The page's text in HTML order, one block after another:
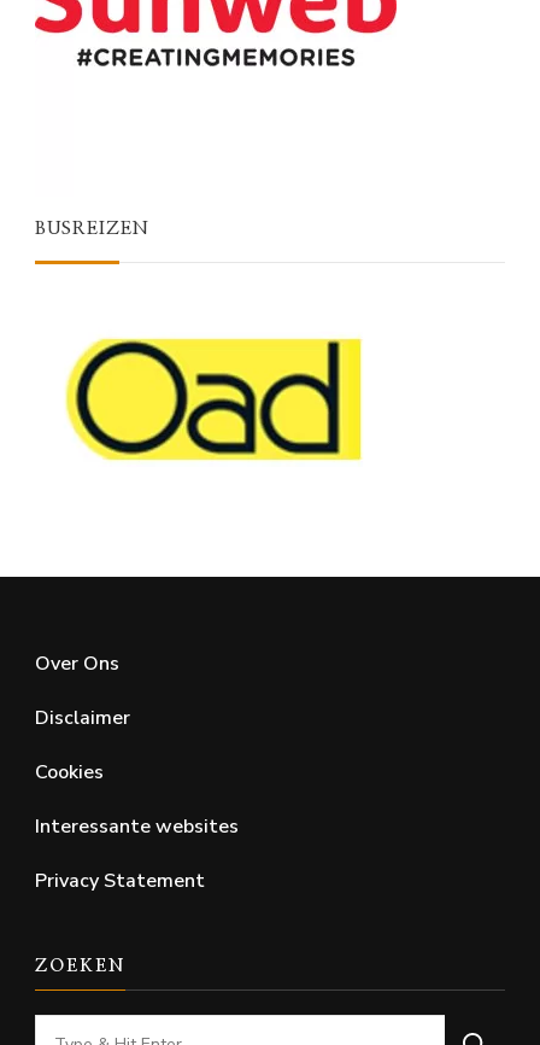
BUSREIZEN
Over Ons
Disclaimer
Cookies
Interessante websites
Privacy Statement
ZOEKEN
Looking